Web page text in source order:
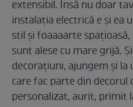
extensibil. Însă nu doar
instalaţia electrică e şi ea
stil şi foaaaarte
sunt alese cu mare grijă.
decoraţiuni, ajungem şi la
care fac parte din decorul
personalizat, aurit, primit